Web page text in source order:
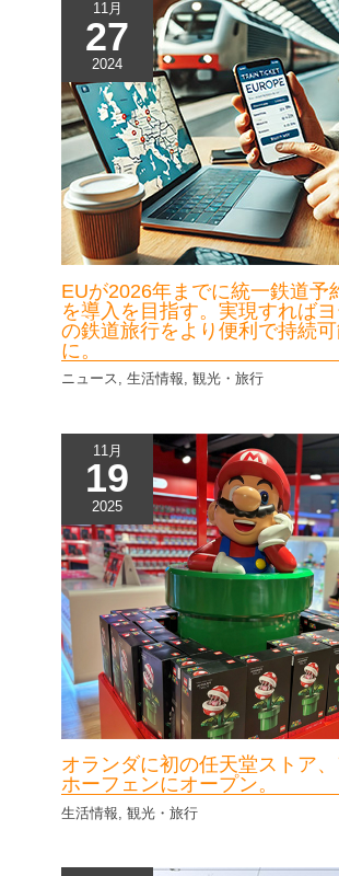
11月
27
2024
EUが2026年までに統一鉄道予
を導入を目指す。実現すれば
の鉄道旅行をより便利で持続
に。
ニュース ,生活情報 ,観光・旅行
11月
19
2025
オランダに初の任天堂ストア
ホーフェンにオープン。
生活情報 ,観光・旅行